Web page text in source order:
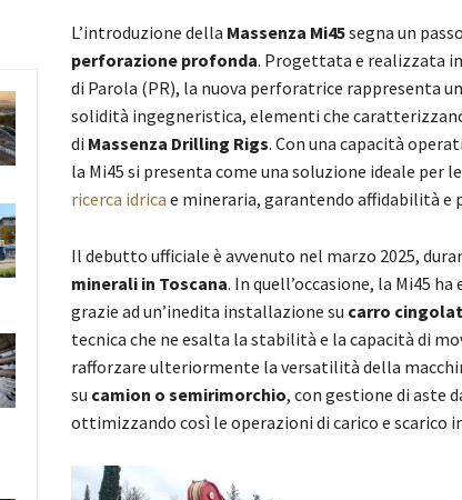
L’introduzione della Massenza Mi45segna un
perforazione profonda. Progettata e realizzata
di Parola (PR), la nuova perforatrice rappresenta
solidità ingegneristica, elementi che
di Massenza Drilling Rigs. Con una capacità
la Mi45 si presenta come una soluzione ideale per
ricerca idrica e mineraria, garantendo affidabilità e
Il debutto ufficiale è avvenuto nel marzo 2025,
minerali in Toscana. In quell’occasione, la Mi45
grazie ad un’inedita installazione su carro
tecnica che ne esalta la stabilità e la capacità di
rafforzare ulteriormente la versatilità della
su camion o semirimorchio, con gestione di aste
ottimizzando così le operazioni di carico e scarico